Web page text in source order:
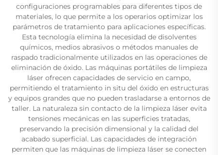
configuraciones programables para diferentes tipos de
materiales, lo que permite a los operarios optimizar los
parámetros de tratamiento para aplicaciones específicas.
Esta tecnología elimina la necesidad de disolventes
químicos, medios abrasivos o métodos manuales de
raspado tradicionalmente utilizados en las operaciones de
eliminación de óxido. Las máquinas portátiles de limpieza
láser ofrecen capacidades de servicio en campo,
permitiendo el tratamiento in situ del óxido en estructuras
y equipos grandes que no pueden trasladarse a entornos de
taller. La naturaleza sin contacto de la limpieza láser evita
tensiones mecánicas en las superficies tratadas,
preservando la precisión dimensional y la calidad del
acabado superficial. Las capacidades de integración
permiten que las máquinas de limpieza láser se conecten